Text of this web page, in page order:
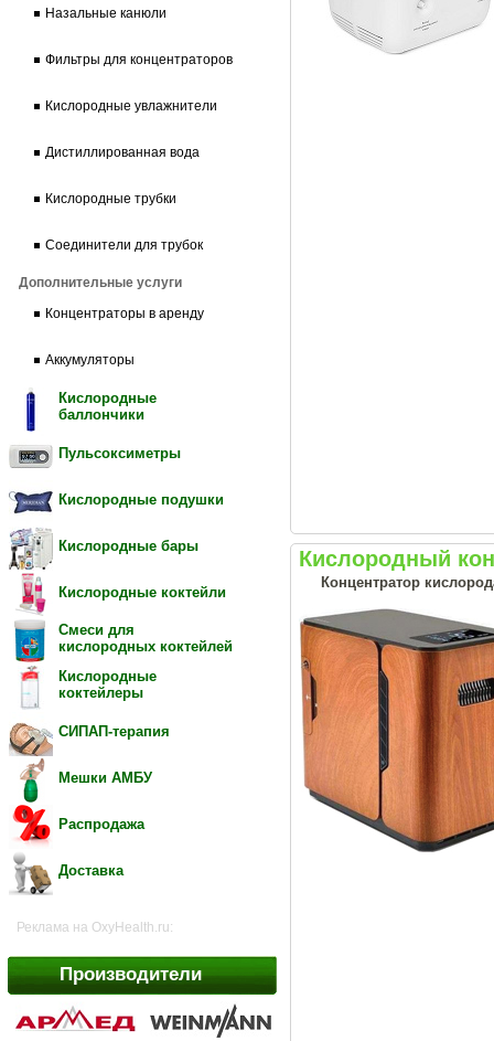
Назальные канюли
Фильтры для концентраторов
Кислородные увлажнители
Дистиллированная вода
Кислородные трубки
Соединители для трубок
Дополнительные услуги
Концентраторы в аренду
Аккумуляторы
Кислородные
баллончики
Пульсоксиметры
Кислородные подушки
Кислородные бары
Кислородные коктейли
Смеси для
кислородных коктейлей
Кислородные
коктейлеры
СИПАП-терапия
Мешки АМБУ
Распродажа
Доставка
Реклама на OxyHealth.ru:
Производители
Кислородный
Концентратор